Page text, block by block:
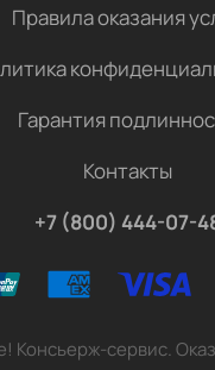
Правила оказания
Гарантия
Контакты
+7 (800) 444-07-
Консьерж-сервис.